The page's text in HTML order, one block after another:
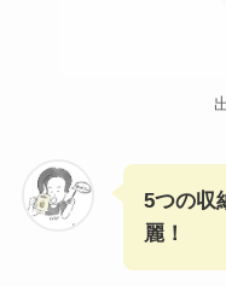
5つの収
麗！